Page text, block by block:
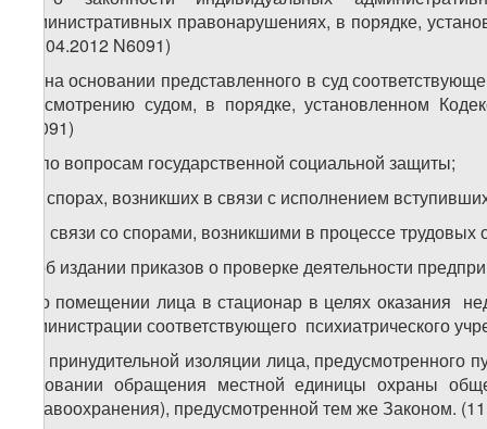
административных правонарушениях, в порядке,
(26.04.2012 N6091)
) на основании представленного в суд
рассмотрению судом, в порядке, установленном
N6091)
в) по вопросам государственной социальной защиты;
г) о спорах, возникших в связи с исполнением
д) в связи со спорами, возникшими в процессе
е) об издании приказов о проверке деятельности
ж) о помещении лица в стационар в целях оказания
администрации соответствующего психиатрического
з) о принудительной изоляции лица, предусмотренного
основании обращения местной единицы охраны
здравоохранения), предусмотренной тем же Законом.